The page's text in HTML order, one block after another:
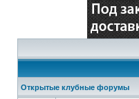
Открытые клубные форумы